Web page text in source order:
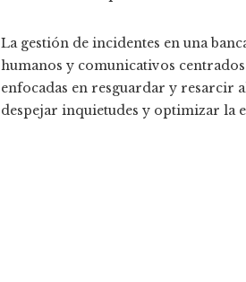
La gestión de incidentes en una
humanos y comunicativos centrados
enfocadas en resguardar y resarcir
despejar inquietudes y optimizar la